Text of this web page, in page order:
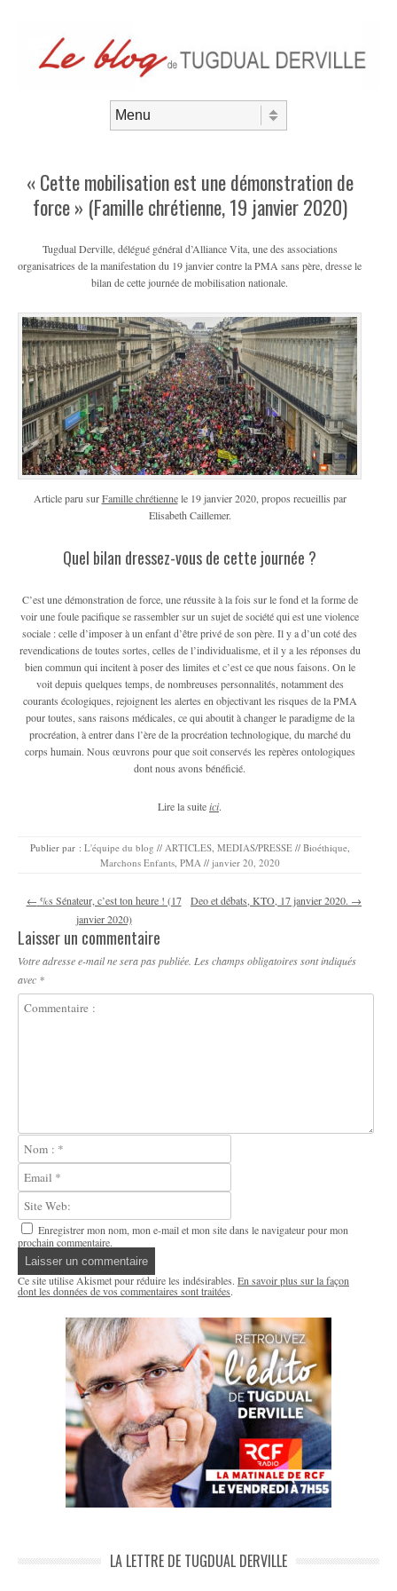
« Cette mobilisation est une démonstration de
force » (Famille chrétienne, 19 janvier 2020)
Tugdual Derville, délégué général d’Alliance Vita, une des associations
organisatrices de la manifestation du 19 janvier contre la PMA sans père, dresse le
bilan de cette journée de mobilisation nationale.
Article paru surFamille chrétiennele 19 janvier 2020, propos recueillis par
Elisabeth Caillemer.
Quel bilan dressez-vous de cette journée ?
C’est une démonstration de force, une réussite à la fois sur le fond et la forme de
voir une foule pacifique se rassembler sur un sujet de société qui est une violence
sociale : celle d’imposer à un enfant d’être privé de son père. Il y a d’un coté des
revendications de toutes sortes, celles de l’individualisme, et il y a les réponses du
bien commun qui incitent à poser des limites et c’est ce que nous faisons. On le
voit depuis quelques temps, de nombreuses personnalités, notamment des
courants écologiques, rejoignent les alertes en objectivant les risques de la PMA
pour toutes, sans raisons médicales, ce qui aboutit à changer le paradigme de la
procréation, à entrer dans l’ère de la procréation technologique, du marché du
corps humain. Nous œuvrons pour que soit conservés les repères ontologiques
dont nous avons bénéficié.
Lire la suiteici.
Publier par : L'équipe du blog // ARTICLES, MEDIAS/PRESSE // Bioéthique,
Marchons Enfants, PMA // janvier 20, 2020
Navigation des articles
← %s Sénateur, c’est ton heure ! (17
janvier 2020)
Deo et débats, KTO, 17 janvier 2020. →
Laisser un commentaire
Votre adresse e-mail ne sera pas publiée. Les champs obligatoires sont indiqués
avec *
Enregistrer mon nom, mon e-mail et mon site dans le navigateur pour mon
prochain commentaire.
Ce site utilise Akismet pour réduire les indésirables. En savoir plus sur la façon
dont les données de vos commentaires sont traitées.
LA LETTRE DE TUGDUAL DERVILLE